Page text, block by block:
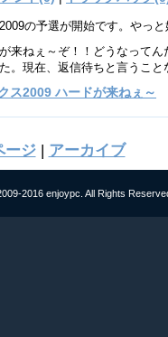
の予選が開始です。やっ
来ねぇ～ぞ！！どうなってん
。現在、返信待ちと言うこ
ス2009 ハードが来ねぇ～
ージ| アーカイブ
2016 enjoypc. All Rights